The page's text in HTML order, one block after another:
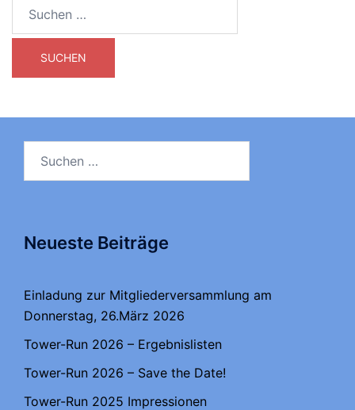
Neueste Beiträge
Einladung zur Mitgliederversammlung am
Donnerstag, 26.März 2026
Tower-Run 2026 – Ergebnislisten
Tower-Run 2026 – Save the Date!
Tower-Run 2025 Impressionen